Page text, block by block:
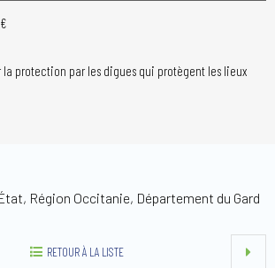
la protection par les digues qui protègent les lieux
Région Occitanie, Département du Gard
RETOUR À LA LISTE